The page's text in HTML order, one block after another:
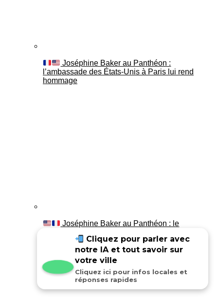
Joséphine Baker au Panthéon :
l’ambassade des États-Unis à Paris lui rend
hommage
Joséphine Baker au Panthéon : le
Cliquez pour parler avec
notre IA et tout savoir sur
votre ville
Cliquez ici pour infos locales et
réponses rapides